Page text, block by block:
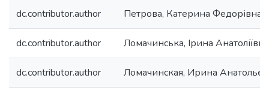
dc.contributor.author Петрова, Катерина Федорівна
dc.contributor.author Ломачинська, Ірина Анатоліївна
dc.contributor.author Ломачинская, Ирина